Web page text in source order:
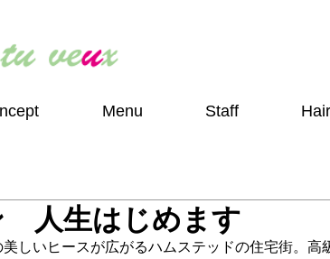
Menu Staff
人生はじめます
美しいヒースが広がるハムステッドの住宅街。高